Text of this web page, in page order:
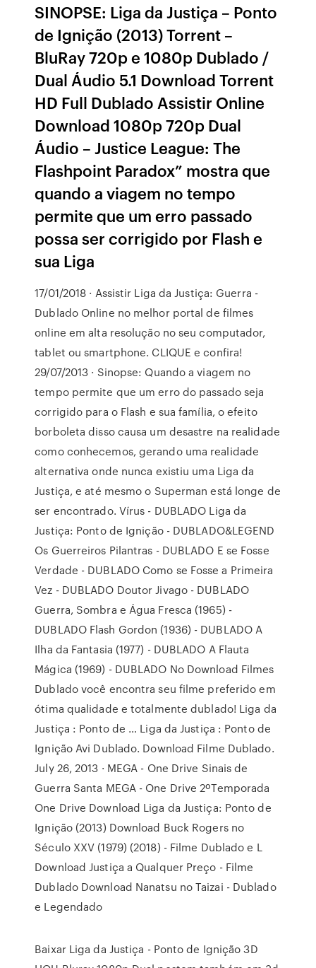
SINOPSE: Liga da Justiça – Ponto
de Ignição (2013) Torrent –
BluRay 720p e 1080p Dublado /
Dual Áudio 5.1 Download Torrent
HD Full Dublado Assistir Online
Download 1080p 720p Dual
Áudio – Justice League: The
Flashpoint Paradox” mostra que
quando a viagem no tempo
permite que um erro passado
possa ser corrigido por Flash e
sua Liga
17/01/2018 · Assistir Liga da Justiça: Guerra -
Dublado Online no melhor portal de filmes
online em alta resolução no seu computador,
tablet ou smartphone. CLIQUE e confira!
29/07/2013 · Sinopse: Quando a viagem no
tempo permite que um erro do passado seja
corrigido para o Flash e sua família, o efeito
borboleta disso causa um desastre na realidade
como conhecemos, gerando uma realidade
alternativa onde nunca existiu uma Liga da
Justiça, e até mesmo o Superman está longe de
ser encontrado. Vírus - DUBLADO Liga da
Justiça: Ponto de Ignição - DUBLADO&LEGEND
Os Guerreiros Pilantras - DUBLADO E se Fosse
Verdade - DUBLADO Como se Fosse a Primeira
Vez - DUBLADO Doutor Jivago - DUBLADO
Guerra, Sombra e Água Fresca (1965) -
DUBLADO Flash Gordon (1936) - DUBLADO A
Ilha da Fantasia (1977) - DUBLADO A Flauta
Mágica (1969) - DUBLADO No Download Filmes
Dublado você encontra seu filme preferido em
ótima qualidade e totalmente dublado! Liga da
Justiça : Ponto de … Liga da Justiça : Ponto de
Ignição Avi Dublado. Download Filme Dublado.
July 26, 2013 · MEGA - One Drive Sinais de
Guerra Santa MEGA - One Drive 2ºTemporada
One Drive Download Liga da Justiça: Ponto de
Ignição (2013) Download Buck Rogers no
Século XXV (1979) (2018) - Filme Dublado e L
Download Justiça a Qualquer Preço - Filme
Dublado Download Nanatsu no Taizai - Dublado
e Legendado
Baixar Liga da Justiça - Ponto de Ignição 3D